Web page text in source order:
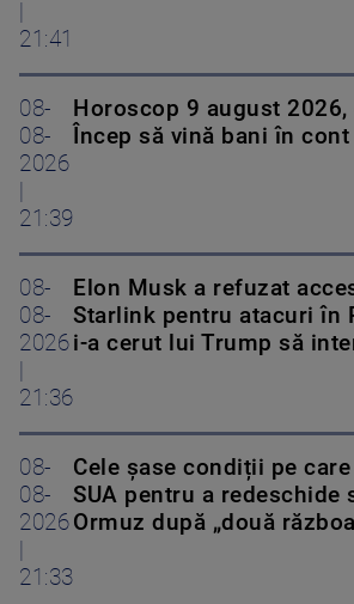
21:41
08-
08-
2026
21:39
Horoscop 9 august 2026,
Încep să vină bani în cont
08-
08-
2026
21:36
Elon Musk a refuzat
Starlink pentru atacuri în
i-a cerut lui Trump să
08-
08-
2026
21:33
Cele șase condiții pe
SUA pentru a redeschide
Ormuz după „două